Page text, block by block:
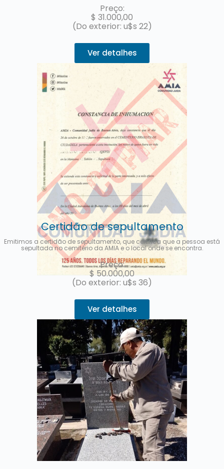
sazonais, a foto é meramente ilustrativa. Uma foto do serviço será
enviada assim que estiver concluído.
Preço:
$ 31.000,00
(Do exterior: u$s 22)
Ver detalhes
Certidão de sepultamento
Emitimos a certidão de sepultamento, que certifica que a pessoa está
sepultada no cemitério da AMIA e o local onde se encontra.
Preço:
$50.000,00
(Do exterior: u$s 36)
Ver detalhes